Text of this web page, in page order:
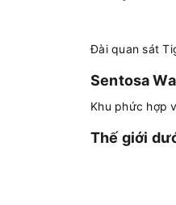
Đài quan sát
Sentosa
Khu phức hợp
Thế giới